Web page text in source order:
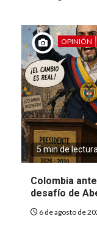
OPINIÓN
5 min de lectura
Colombia
desafío de
6 de agosto de